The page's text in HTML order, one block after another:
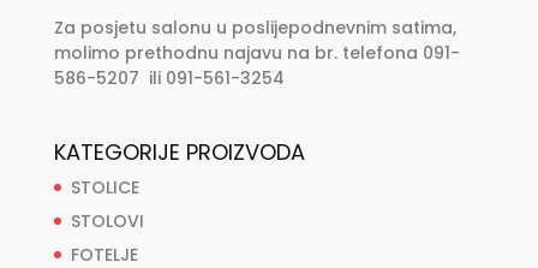
Za posjetu salonu u poslijepodnevnim satima,
molimo prethodnu najavu na br. telefona 091-
586-5207 ili 091-561-3254
KATEGORIJE PROIZVODA
STOLICE
STOLOVI
FOTELJE